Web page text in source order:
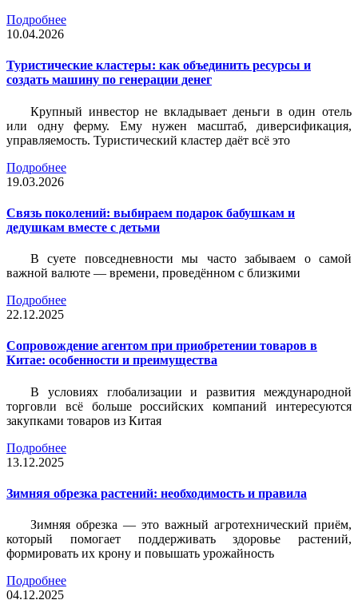
Подробнее
10.04.2026
Туристические кластеры: как объединить ресурсы и
создать машину по генерации денег
Крупный инвестор не вкладывает деньги в один отель
или одну ферму. Ему нужен масштаб, диверсификация,
управляемость. Туристический кластер даёт всё это
Подробнее
19.03.2026
Связь поколений: выбираем подарок бабушкам и
дедушкам вместе с детьми
В суете повседневности мы часто забываем о самой
важной валюте — времени, проведённом с близкими
Подробнее
22.12.2025
Сопровождение агентом при приобретении товаров в
Китае: особенности и преимущества
В условиях глобализации и развития международной
торговли всё больше российских компаний интересуются
закупками товаров из Китая
Подробнее
13.12.2025
Зимняя обрезка растений: необходимость и правила
Зимняя обрезка — это важный агротехнический приём,
который помогает поддерживать здоровье растений,
формировать их крону и повышать урожайность
Подробнее
04.12.2025